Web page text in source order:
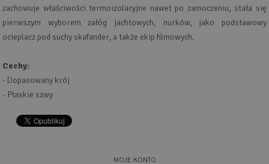
zachowuje właściwości termoizolacyjne nawet po zamoczeniu, stała się
pierwszym wyborem załóg jachtowych, nurków, jako podstawowy
ocieplacz pod suchy skafander, a także ekip filmowych.
Cechy:
- Dopasowany krój
- Płaskie szwy
MOJE KONTO